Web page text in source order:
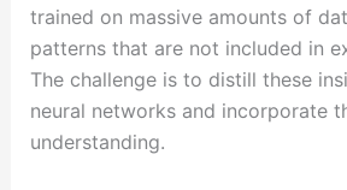
trained on massive amounts of
patterns that are not included in
The challenge is to distill these
neural networks and incorporate
understanding.